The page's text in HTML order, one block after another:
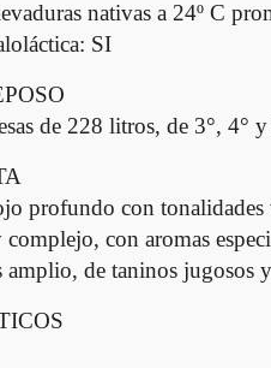
nativas a 24º C
SI
de 228 litros, de 3°, 4°
profundo con tonalidades
con aromas
amplio, de taninos jugosos